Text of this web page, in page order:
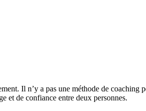
Il n’y a pas une méthode de coaching
et de confiance entre deux personnes.